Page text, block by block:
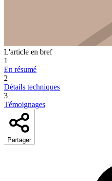
L'article en bref
1
En résumé
2
Détails techniques
3
Témoignages
Partager